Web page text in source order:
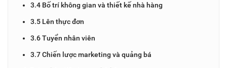
3.4 Bố trí không gian và thiết kế nhà hàng
3.5 Lên thực đơn
3.6 Tuyển nhân viên
3.7 Chiến lược marketing và quảng bá